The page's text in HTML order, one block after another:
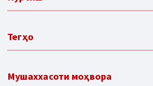
Тегҳо
Мушаххасоти моҳвора